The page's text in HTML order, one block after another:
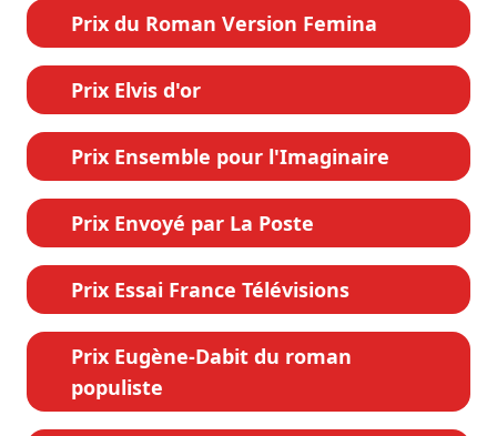
Prix du Roman Version Femina
Prix Elvis d'or
Prix Ensemble pour l'Imaginaire
Prix Envoyé par La Poste
Prix Essai France Télévisions
Prix Eugène-Dabit du roman
populiste